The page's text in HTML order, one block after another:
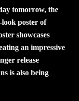
tomorrow, the
poster of
showcases
an impressive
release
is also being